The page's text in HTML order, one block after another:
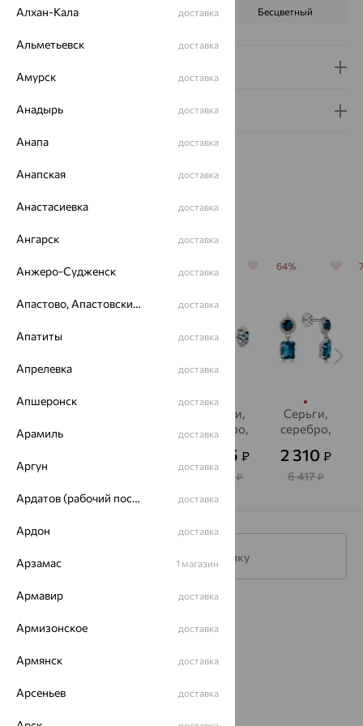
ЦВЕТ Голубой Бесцветный
Гарантия и возврат
серебро,
INTALIA
7 029
Серьги,
серебро,
"лондон",
INTALIA
3 585 ₽
9 959₽
64%
Серьги,
серебро,
"лондон",
INTALIA
2 310 ₽
6 417₽
Подписаться на рассылку
Алхан-Кала доставка
Альметьевск доставка
Амурск доставка
Анадырь доставка
Анапа доставка
Анапская доставка
Анастасиевка доставка
Ангарск доставка
Анжеро-Судженск доставка
Апастово, Апастовский район доставка
Апатиты доставка
Апрелевка доставка
Апшеронск доставка
Арамиль доставка
Аргун доставка
Ардатов (рабочий поселок) доставка
Ардон доставка
Арзамас 1 магазин
Армавир доставка
Армизонское доставка
Армянск доставка
Арсеньев доставка